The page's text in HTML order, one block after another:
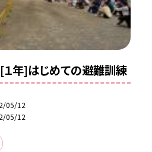
年]はじめての避難訓練
05/12
05/12